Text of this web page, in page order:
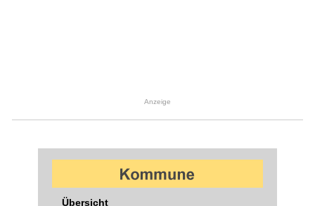
Anzeige
Übersicht